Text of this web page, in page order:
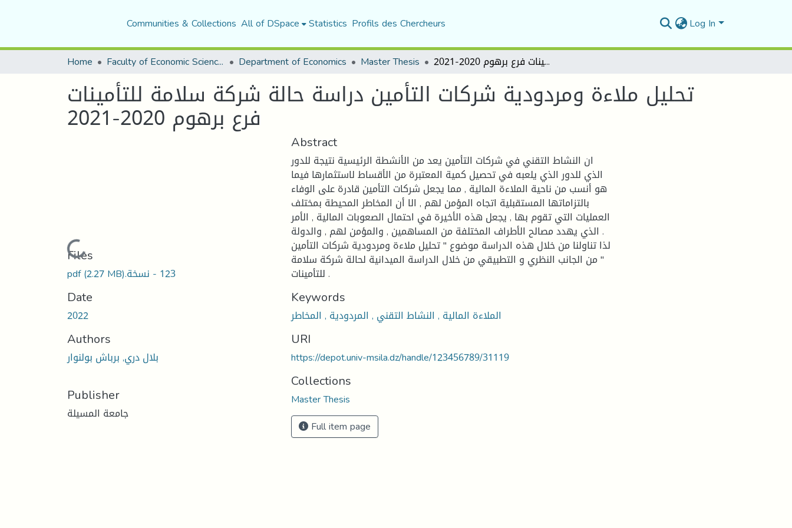
Communities & Collections All of DSpace Statistics Profils des Chercheurs Log In
Home Faculty of Economic Sciences, Commerce and Management Sciences Department of Economics Master Thesis تحليل ملاءة ومردودية شركات التأمين دراسة حالة شركة سلامة للتأمينات فرع برهوم 2020-2021
تحليل ملاءة ومردودية شركات التأمين دراسة حالة شركة سلامة للتأمينات
فرع برهوم 2020-2021
Loading...
Files
‫123 - نسخة.pdf (2.27 MB)
Date
2022
Authors
بلال دري, برباش بولنوار
Publisher
جامعة المسيلة
Abstract
ان النشاط التقني في شركات التأمين يعد من الأنشطة الرئيسية نتيجة للدور
الذي للدور الذي يلعبه في تحصيل كمية المعتبرة من الأقساط لاستثمارها فيما
هو أنسب من ناحية الملاءة المالية , مما يجعل شركات التأمين قادرة على الوفاء
بالتزاماتها المستقبلية اتجاه المؤمن لهم , الا أن المخاطر المحيطة بمختلف
العمليات التي تقوم بها , يجعل هذه الأخيرة في احتمال الصعوبات المالية , الأمر
الذي يهدد مصالح الأطراف المختلفة من المساهمين , والمؤمن لهم , والدولة .
لذا تناولنا من خلال هذه الدراسة موضوع " تحليل ملاءة ومردودية شركات التأمين
" من الجانب النظري و التطبيقي من خلال الدراسة الميدانية لحالة شركة سلامة
للتأمينات .
Keywords
الملاءة المالية , النشاط التقني , المردودية , المخاطر
URI
https://depot.univ-msila.dz/handle/123456789/31119
Collections
Master Thesis
Full item page